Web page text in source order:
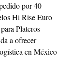
por 40
Hi Rise Euro
Plateros
a ofrecer
en México